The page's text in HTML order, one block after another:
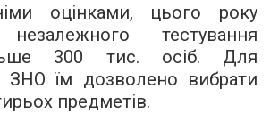
оцінками, цього року
тестування
300 тис. осіб. Для
ЗНО їм дозволено вибрати
предметів.